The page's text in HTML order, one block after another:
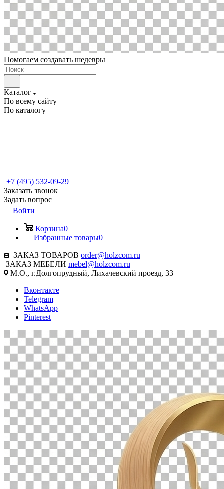
Помогаем создавать шедевры
Каталог
По всему сайту
По каталогу
+7 (495) 532-09-29
Заказать звонок
Задать вопрос
Войти
Корзина0
Избранные товары0
ЗАКАЗ ТОВАРОВ order@holzcom.ru
ЗАКАЗ МЕБЕЛИ mebel@holzcom.ru
М.О., г.Долгопрудный, Лихачевский проезд, 33
Вконтакте
Telegram
WhatsApp
Pinterest